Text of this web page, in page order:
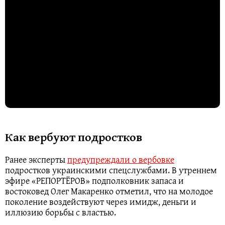
Как вербуют подростков
Ранее экспертыпредупреждали о вербовке
подростков украинскими спецслужбами. В утреннем
эфире «РЕПОРТЁРОВ» подполковник запаса и
востоковед Олег Макаренко отметил, что на молодое
поколение воздействуют через имидж, деньги и
иллюзию борьбы с властью.